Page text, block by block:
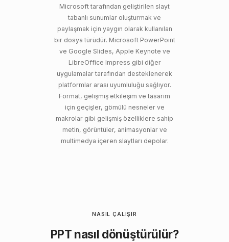
Microsoft tarafından geliştirilen slayt
tabanlı sunumlar oluşturmak ve
paylaşmak için yaygın olarak kullanılan
bir dosya türüdür. Microsoft PowerPoint
ve Google Slides, Apple Keynote ve
LibreOffice Impress gibi diğer
uygulamalar tarafından desteklenerek
platformlar arası uyumluluğu sağlıyor.
Format, gelişmiş etkileşim ve tasarım
için geçişler, gömülü nesneler ve
makrolar gibi gelişmiş özelliklere sahip
metin, görüntüler, animasyonlar ve
multimedya içeren slaytları depolar.
NASIL ÇALIŞIR
PPT nasıl dönüştürülür?